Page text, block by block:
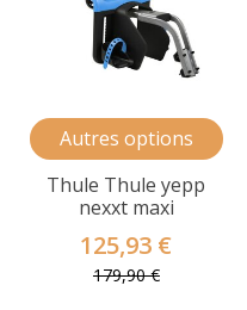
Autres options
Thule Thule yepp
nexxt maxi
125,93 €
179,90 €